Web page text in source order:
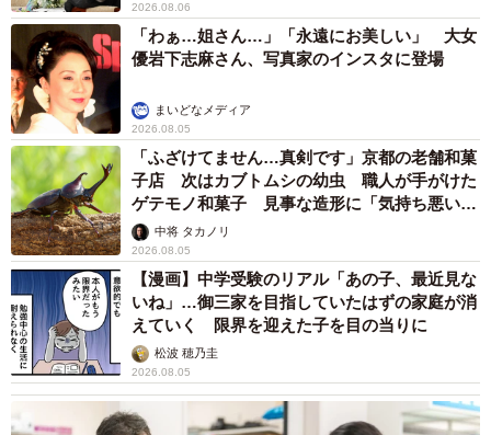
2026.08.06
「わぁ…姐さん…」「永遠にお美しい」 大女
優岩下志麻さん、写真家のインスタに登場
まいどなメディア
2026.08.05
「ふざけてません…真剣です」京都の老舗和菓
子店 次はカブトムシの幼虫 職人が手がけた
ゲテモノ和菓子 見事な造形に「気持ち悪いく
らいリアル」
中将 タカノリ
2026.08.05
【漫画】中学受験のリアル「あの子、最近見な
いね」…御三家を目指していたはずの家庭が消
えていく 限界を迎えた子を目の当りに
松波 穂乃圭
2026.08.05